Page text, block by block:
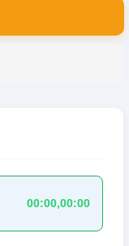
00:00,00:00